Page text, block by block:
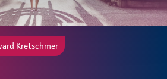
Kretschmer